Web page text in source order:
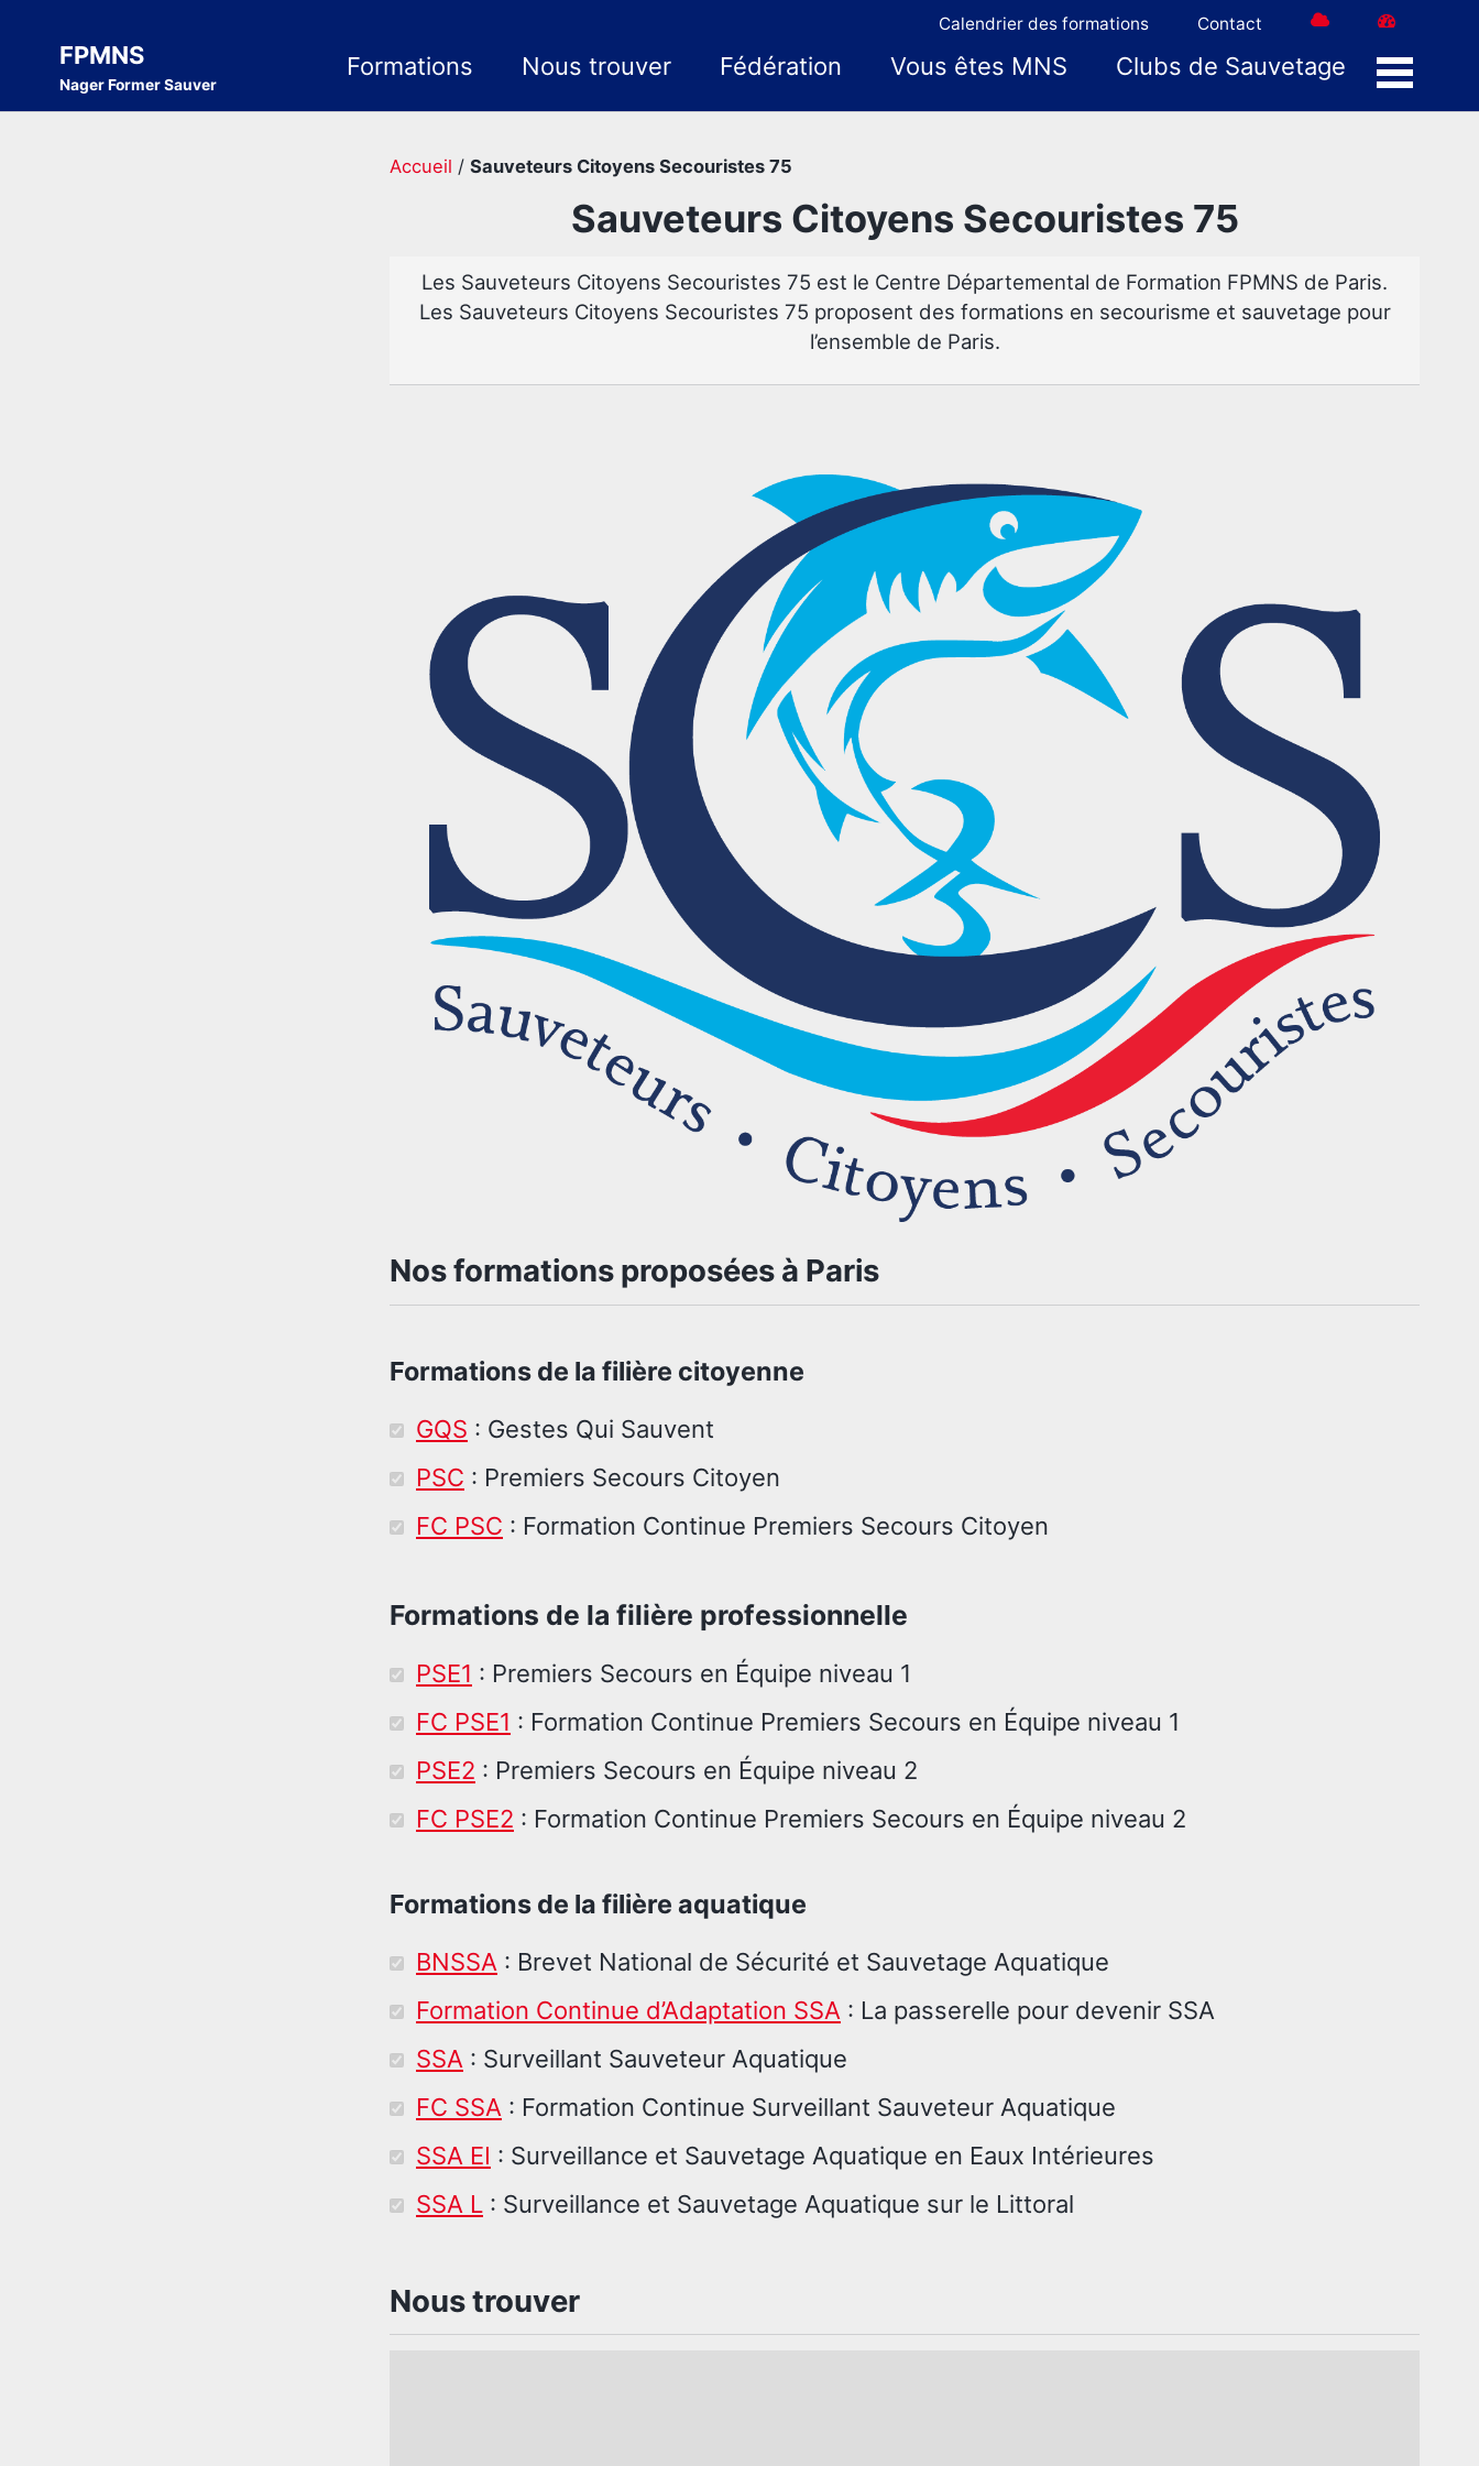
primary
content
footer
Calendrier des formations Contact
FPMNS
Nager Former Sauver
Formations Nous trouver Fédération Vous êtes MNS Clubs de Sauvetage
Menu
Accueil / Sauveteurs Citoyens Secouristes 75
Sauveteurs Citoyens Secouristes 75
Les Sauveteurs Citoyens Secouristes 75 est le Centre Départemental de Formation FPMNS de Paris.
Les Sauveteurs Citoyens Secouristes 75 proposent des formations en secourisme et sauvetage pour
l’ensemble de Paris.
Nos formations proposées à Paris
Formations de la filière citoyenne
GQS : Gestes Qui Sauvent
PSC : Premiers Secours Citoyen
FC PSC : Formation Continue Premiers Secours Citoyen
Formations de la filière professionnelle
PSE1 : Premiers Secours en Équipe niveau 1
FC PSE1 : Formation Continue Premiers Secours en Équipe niveau 1
PSE2 : Premiers Secours en Équipe niveau 2
FC PSE2 : Formation Continue Premiers Secours en Équipe niveau 2
Formations de la filière aquatique
BNSSA : Brevet National de Sécurité et Sauvetage Aquatique
Formation Continue d’Adaptation SSA : La passerelle pour devenir SSA
SSA : Surveillant Sauveteur Aquatique
FC SSA : Formation Continue Surveillant Sauveteur Aquatique
SSA EI : Surveillance et Sauvetage Aquatique en Eaux Intérieures
SSA L : Surveillance et Sauvetage Aquatique sur le Littoral
Nous trouver